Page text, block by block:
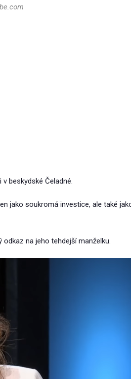
beskydské Čeladné.
jako soukromá investice, ale také
na jeho tehdejší manželku.